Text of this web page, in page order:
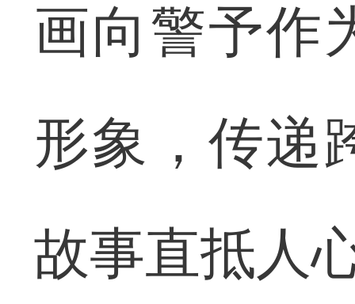
画向警予作
形象，传递
故事直抵人